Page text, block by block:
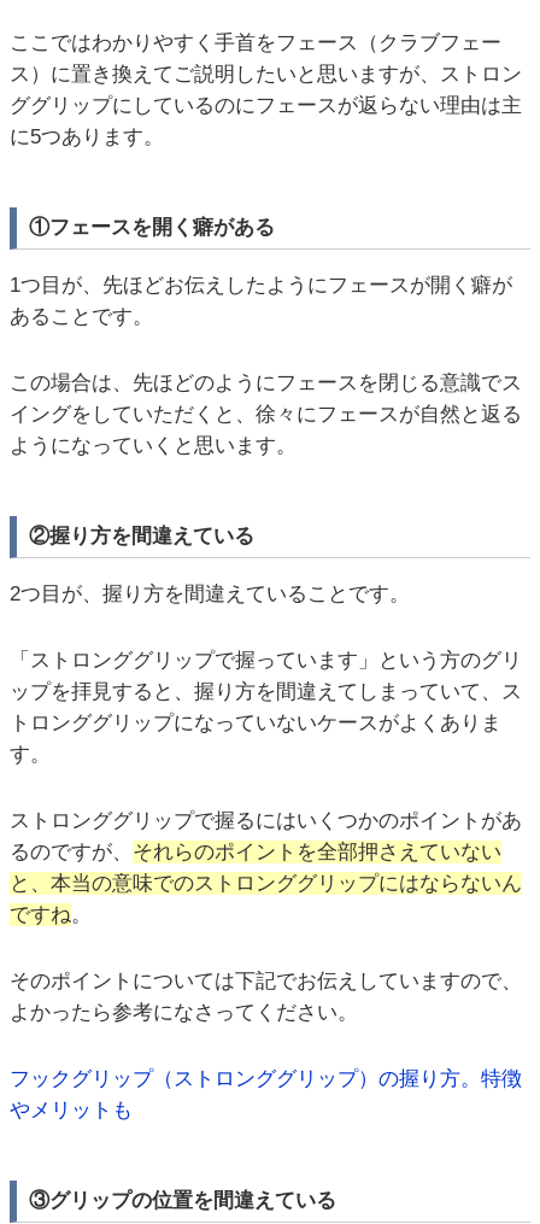
ここではわかりやすく手首をフェース（クラブフェー
ス）に置き換えてご説明したいと思いますが、ストロン
ググリップにしているのにフェースが返らない理由は主
に5つあります。
①フェースを開く癖がある
1つ目が、先ほどお伝えしたようにフェースが開く癖が
あることです。
この場合は、先ほどのようにフェースを閉じる意識でス
イングをしていただくと、徐々にフェースが自然と返る
ようになっていくと思います。
②握り方を間違えている
2つ目が、握り方を間違えていることです。
「ストロンググリップで握っています」という方のグリ
ップを拝見すると、握り方を間違えてしまっていて、ス
トロンググリップになっていないケースがよくありま
す。
ストロンググリップで握るにはいくつかのポイントがあ
るのですが、 それらのポイントを全部押さえていない
と、本当の意味でのストロンググリップにはならないん
ですね。
そのポイントについては下記でお伝えしていますので、
よかったら参考になさってください。
フックグリップ（ストロンググリップ）の握り方。特徴
やメリットも
③グリップの位置を間違えている